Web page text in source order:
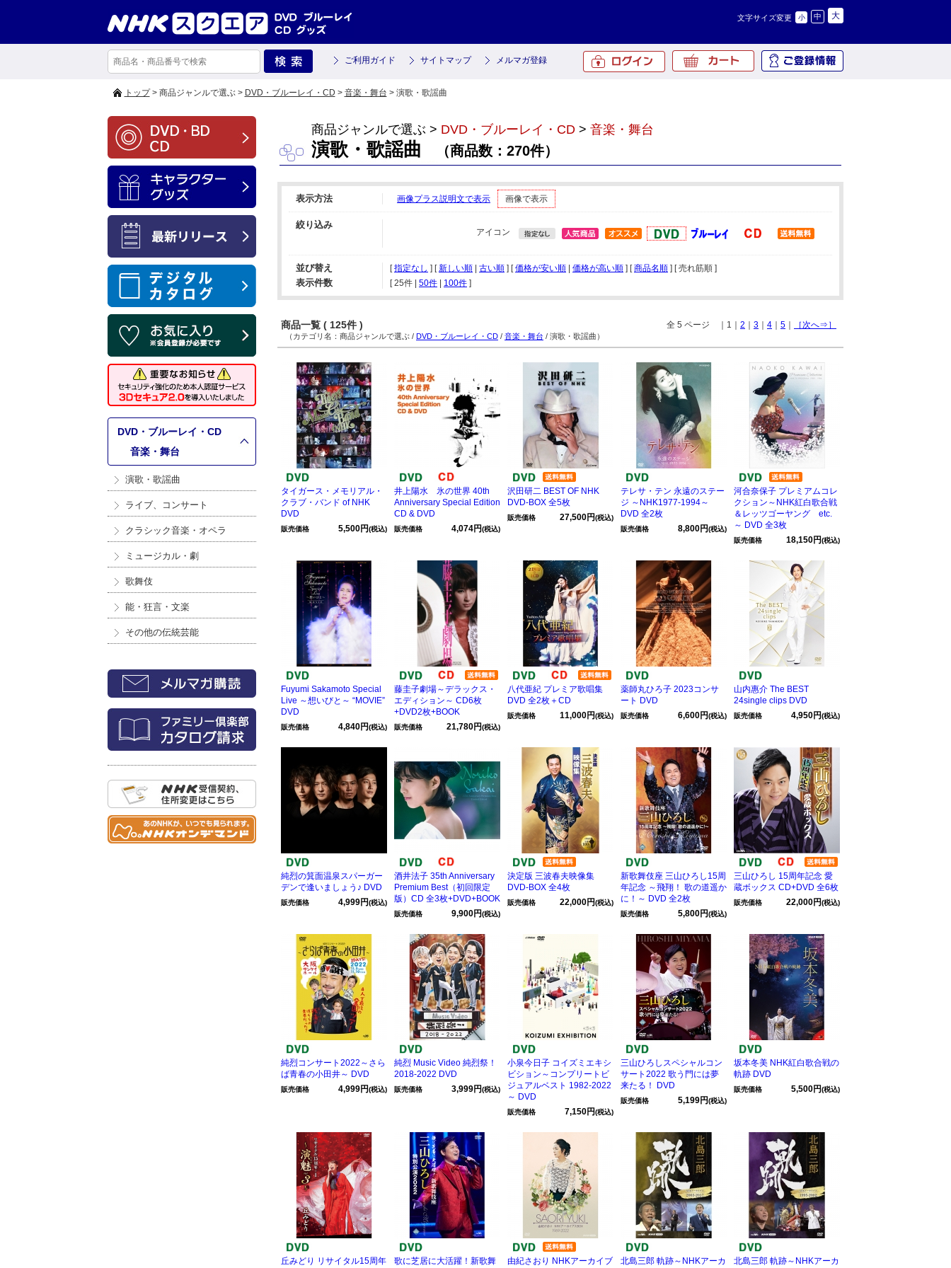
文字サイズ変更 小 中 大
ご利用ガイド サイトマップ メルマガ登録
トップ> 商品ジャンルで選ぶ > DVD・ブルーレイ・CD > 音楽・舞台 > 演歌・歌謡曲
DVD・ブルーレイ・CD
音楽・舞台
演歌・歌謡曲
ライブ、コンサート
クラシック音楽・オペラ
ミュージカル・劇
歌舞伎
能・狂言・文楽
その他の伝統芸能
商品ジャンルで選ぶ > DVD・ブルーレイ・CD > 音楽・舞台
演歌・歌謡曲 （商品数：270件）
表示方法 画像プラス説明文で表示 画像で表示
絞り込み
アイコン
並び替え [指定なし ] [新しい順 古い順 ] [価格が安い順 価格が高い順 ] [商品名順 ] [ 売れ筋順 ]
表示件数 [ 25件 50件 100件 ]
商品一覧 ( 125件 ) 全 5 ページ ｜1｜ 2 3 4 5 ［次へ⇒］
（カテゴリ名：商品ジャンルで選ぶ / DVD・ブルーレイ・CD / 音楽・舞台 / 演歌・歌謡曲）
タイガース・メモリアル・
クラブ・バンド of NHK
DVD
販売価格 5,500円(税込)
井上陽水 氷の世界 40th
Anniversary Special Edition
CD & DVD
販売価格 4,074円(税込)
沢田研二 BEST OF NHK
DVD-BOX 全5枚
販売価格 27,500円(税込)
テレサ・テン 永遠のステー
ジ ～NHK1977-1994～
DVD 全2枚
販売価格 8,800円(税込)
河合奈保子 プレミアムコレ
クション～NHK紅白歌合戦
＆レッツゴーヤング etc.
～ DVD 全3枚
販売価格 18,150円(税込)
Fuyumi Sakamoto Special
Live ～想いびと～ “MOVIE”
DVD
販売価格 4,840円(税込)
藤圭子劇場～デラックス・
エディション～ CD6枚
+DVD2枚+BOOK
販売価格 21,780円(税込)
八代亜紀 プレミア歌唱集
DVD 全2枚＋CD
販売価格 11,000円(税込)
薬師丸ひろ子 2023コンサ
ート DVD
販売価格 6,600円(税込)
山内惠介 The BEST
24single clips DVD
販売価格 4,950円(税込)
純烈の箕面温泉スパーガー
デンで逢いましょう♪ DVD
販売価格 4,999円(税込)
酒井法子 35th Anniversary
Premium Best（初回限定
版）CD 全3枚+DVD+BOOK
販売価格 9,900円(税込)
決定版 三波春夫映像集
DVD-BOX 全4枚
販売価格 22,000円(税込)
新歌舞伎座 三山ひろし15周
年記念 ～飛翔！ 歌の道遥か
に！～ DVD 全2枚
販売価格 5,800円(税込)
三山ひろし 15周年記念 愛
蔵ボックス CD+DVD 全6枚
販売価格 22,000円(税込)
純烈コンサート2022～さら
ば青春の小田井～ DVD
販売価格 4,999円(税込)
純烈 Music Video 純烈祭！
2018-2022 DVD
販売価格 3,999円(税込)
小泉今日子 コイズミエキシ
ビション～コンプリートビ
ジュアルベスト 1982-2022
～ DVD
販売価格 7,150円(税込)
三山ひろしスペシャルコン
サート2022 歌う門には夢
来たる！ DVD
販売価格 5,199円(税込)
坂本冬美 NHK紅白歌合戦の
軌跡 DVD
販売価格 5,500円(税込)
丘みどり リサイタル15周年
歌に芝居に大活躍！新歌舞
由紀さおり NHKアーカイブ
北島三郎 軌跡～NHKアーカ
北島三郎 軌跡～NHKアーカ